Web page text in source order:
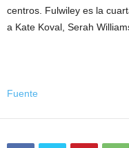
centros. Fulwiley es la
a Kate Koval, Serah
Fuente